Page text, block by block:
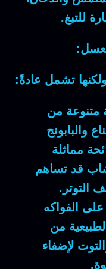
للتبغ.
تشمل عادةً:
من
والبابونج
مماثلة
قد تساهم
التوتر.
الفواكه
من
لإضفاء